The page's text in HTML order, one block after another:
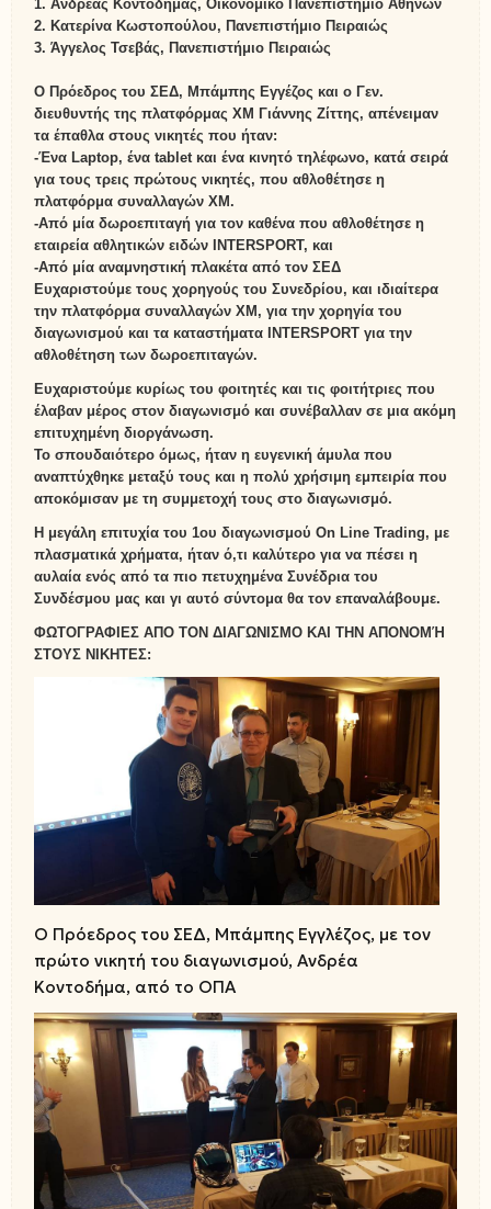
1. Ανδρέας Κοντοδήμας, Οικονομικό Πανεπιστήμιο Αθηνών
2. Κατερίνα Κωστοπούλου, Πανεπιστήμιο Πειραιώς
3. Άγγελος Τσεβάς, Πανεπιστήμιο Πειραιώς
Ο Πρόεδρος του ΣΕΔ, Μπάμπης Εγγέζος και ο Γεν.
διευθυντής της πλατφόρμας ΧΜ Γιάννης Ζίττης, απένειμαν
τα έπαθλα στους νικητές που ήταν:
-Ένα Laptop, ένα tablet και ένα κινητό τηλέφωνο, κατά σειρά
για τους τρεις πρώτους νικητές, που αθλοθέτησε η
πλατφόρμα συναλλαγών ΧΜ.
-Από μία δωροεπιταγή για τον καθένα που αθλοθέτησε η
εταιρεία αθλητικών ειδών INTERSPORT, και
-Από μία αναμνηστική πλακέτα από τον ΣΕΔ
Ευχαριστούμε τους χορηγούς του Συνεδρίου, και ιδιαίτερα
την πλατφόρμα συναλλαγών ΧΜ, για την χορηγία του
διαγωνισμού και τα καταστήματα INTERSPORT για την
αθλοθέτηση των δωροεπιταγών.
Ευχαριστούμε κυρίως του φοιτητές και τις φοιτήτριες που
έλαβαν μέρος στον διαγωνισμό και συνέβαλλαν σε μια ακόμη
επιτυχημένη διοργάνωση.
Το σπουδαιότερο όμως, ήταν η ευγενική άμυλα που
αναπτύχθηκε μεταξύ τους και η πολύ χρήσιμη εμπειρία που
αποκόμισαν με τη συμμετοχή τους στο διαγωνισμό.
Η μεγάλη επιτυχία του 1ου διαγωνισμού On Line Trading, με
πλασματικά χρήματα, ήταν ό,τι καλύτερο για να πέσει η
αυλαία ενός από τα πιο πετυχημένα Συνέδρια του
Συνδέσμου μας και γι αυτό σύντομα θα τον επαναλάβουμε.
ΦΩΤΟΓΡΑΦΙΕΣ ΑΠΟ ΤΟΝ ΔΙΑΓΩΝΙΣΜΟ ΚΑΙ ΤΗΝ ΑΠΟΝΟΜΉ
ΣΤΟΥΣ ΝΙΚΗΤΕΣ:
Ο Πρόεδρος του ΣΕΔ, Μπάμπης Εγγλέζος, με τον
πρώτο νικητή του διαγωνισμού, Ανδρέα
Κοντοδήμα, από το ΟΠΑ